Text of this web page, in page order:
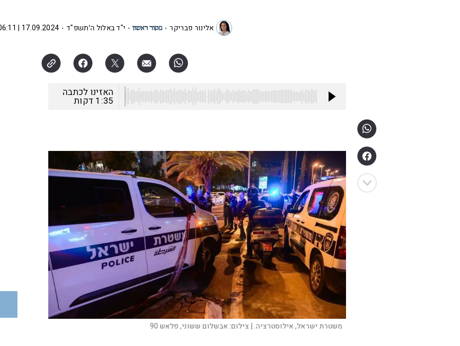
אלינור פבריקר י"ד באלול ה׳תשפ"ד 17.09.2024 | 06:11
האזינו לכתבה
1:35 דקות
משטרת ישראל, אילוסטרציה. | צילום:אבשלום ששוני, פלאש 90